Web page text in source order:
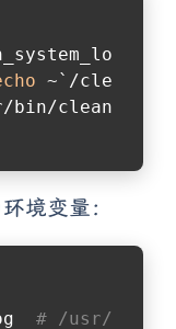
~`/cle
bin/clean
境变量：
# /usr/